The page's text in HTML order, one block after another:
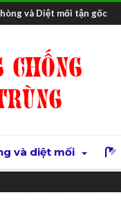
và Diệt mối tận gốc
và diệt mối